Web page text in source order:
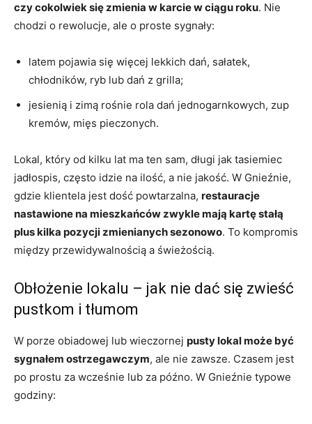
czy cokolwiek się zmienia w karcie w ciągu roku. Nie
chodzi o rewolucje, ale o proste sygnały:
latem pojawia się więcej lekkich dań, sałatek,
chłodników, ryb lub dań z grilla;
jesienią i zimą rośnie rola dań jednogarnkowych, zup
kremów, mięs pieczonych.
Lokal, który od kilku lat ma ten sam, długi jak tasiemiec
jadłospis, często idzie na ilość, a nie jakość. W Gnieźnie,
gdzie klientela jest dość powtarzalna, restauracje
nastawione na mieszkańców zwykle mają kartę stałą
plus kilka pozycji zmienianych sezonowo. To kompromis
między przewidywalnością a świeżością.
Obłożenie lokalu – jak nie dać się zwieść
pustkom i tłumom
W porze obiadowej lub wieczornej pusty lokal może być
sygnałem ostrzegawczym, ale nie zawsze. Czasem jest
po prostu za wcześnie lub za późno. W Gnieźnie typowe
godziny: